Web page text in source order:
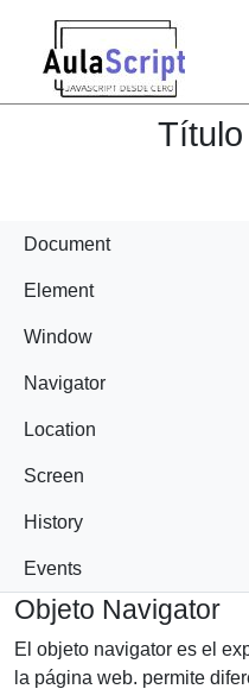
Document
Element
Window
Navigator
Location
Screen
History
Events
Objeto Navigator
El objeto navigator es el
la página web. permite